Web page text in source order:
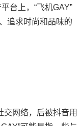
台上，“飞机GAY”
追求时尚和品味的
交网络，后被抖音用